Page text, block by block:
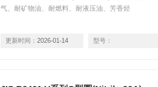
气、耐矿物油、耐燃料、耐液压油、芳香烃
更新时间： 2026-01-14 型号：